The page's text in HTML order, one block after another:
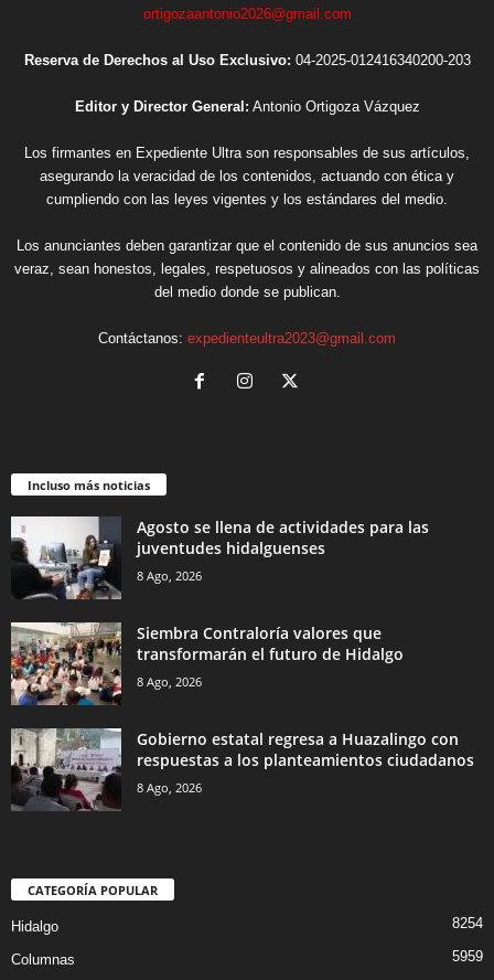
ortigozaantonio2026@gmail.com
Reserva de Derechos al Uso Exclusivo: 04-2025-012416340200-203
Editor y Director General: Antonio Ortigoza Vázquez
Los firmantes en Expediente Ultra son responsables de sus artículos,
asegurando la veracidad de los contenidos, actuando con ética y
cumpliendo con las leyes vigentes y los estándares del medio.
Los anunciantes deben garantizar que el contenido de sus anuncios sea
veraz, sean honestos, legales, respetuosos y alineados con las políticas
del medio donde se publican.
Contáctanos: expedienteultra2023@gmail.com
Incluso más noticias
Agosto se llena de actividades para las
juventudes hidalguenses
8 Ago, 2026
Siembra Contraloría valores que
transformarán el futuro de Hidalgo
8 Ago, 2026
Gobierno estatal regresa a Huazalingo con
respuestas a los planteamientos ciudadanos
8 Ago, 2026
CATEGORÍA POPULAR
Hidalgo 8254
Columnas 5959